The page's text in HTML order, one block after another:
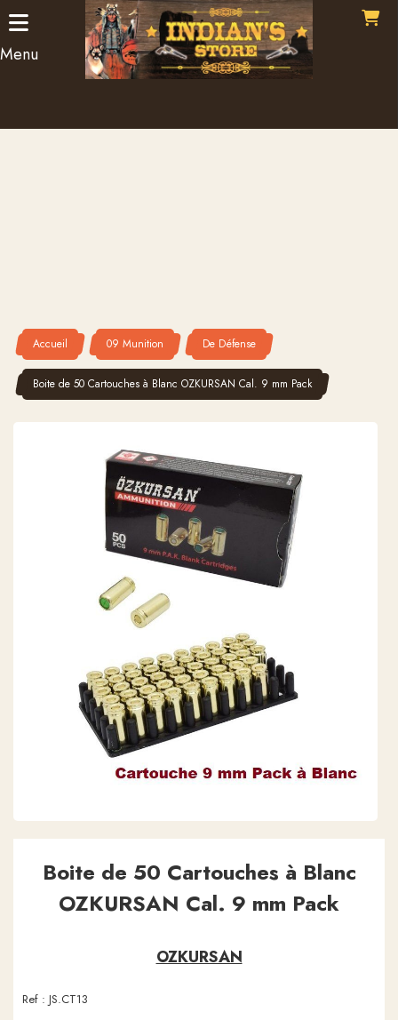
Menu
Accueil 09 Munition De Défense
Boite de 50 Cartouches à Blanc OZKURSAN Cal. 9 mm Pack
Boite de 50 Cartouches à Blanc
OZKURSAN Cal. 9 mm Pack
OZKURSAN
Ref : JS.CT13
Panneau de gestion des cookies